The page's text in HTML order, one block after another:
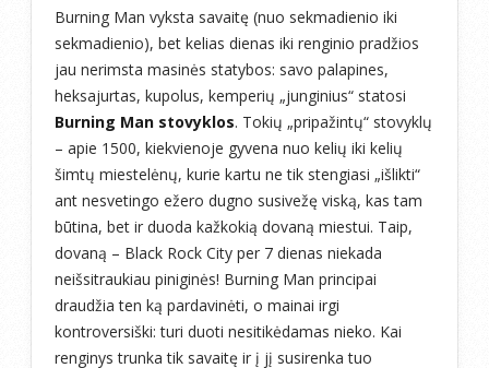
Burning Man vyksta savaitę (nuo sekmadienio iki
sekmadienio), bet kelias dienas iki renginio pradžios
jau nerimsta masinės statybos: savo palapines,
heksajurtas, kupolus, kemperių „junginius“ statosi
Burning Man stovyklos. Tokių „pripažintų“ stovyklų
– apie 1500, kiekvienoje gyvena nuo kelių iki kelių
šimtų miestelėnų, kurie kartu ne tik stengiasi „išlikti“
ant nesvetingo ežero dugno susivežę viską, kas tam
būtina, bet ir duoda kažkokią dovaną miestui. Taip,
dovaną – Black Rock City per 7 dienas niekada
neišsitraukiau piniginės! Burning Man principai
draudžia ten ką pardavinėti, o mainai irgi
kontroversiški: turi duoti nesitikėdamas nieko. Kai
renginys trunka tik savaitę ir į jį susirenka tuo